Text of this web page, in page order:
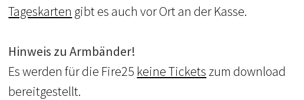
Tageskarten gibt es auch vor Ort an der Kasse.
Hinweis zu Armbänder!
Es werden für die Fire25 keine Tickets zum download
bereitgestellt.